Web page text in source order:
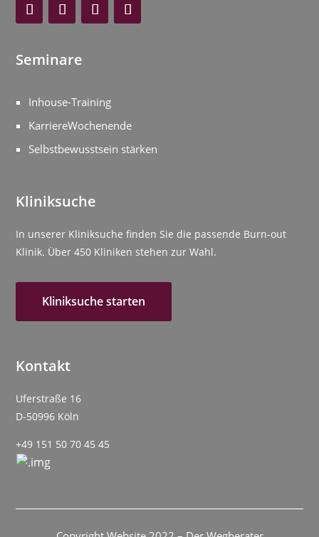
Seminare
Inhouse-Training
KarriereWochenende
Selbstbewusstsein stärken
Kliniksuche
In unserer Kliniksuche finden Sie die passende Burn-out
Klinik. Über 450 Kliniken stehen zur Wahl.
Kliniksuche starten
Kontakt
Uferstraße 16
D-50996 Köln
+49 151 50 70 45 45